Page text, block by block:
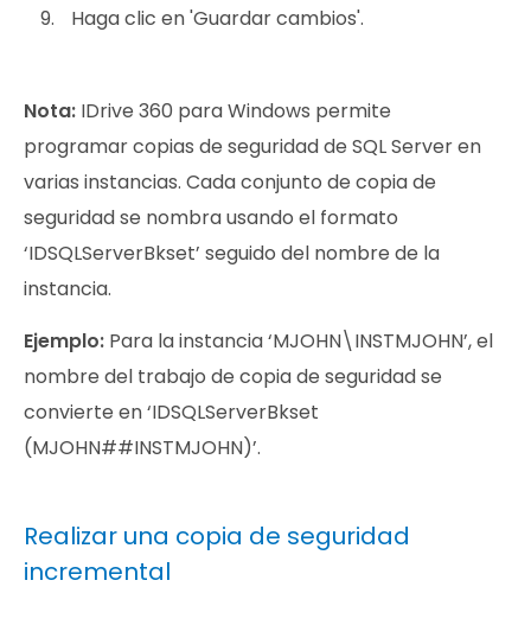
Haga clic en 'Guardar cambios'.
Nota: IDrive 360 para Windows permite
programar copias de seguridad de SQL Server en
varias instancias. Cada conjunto de copia de
seguridad se nombra usando el formato
‘IDSQLServerBkset’ seguido del nombre de la
instancia.
Ejemplo: Para la instancia ‘MJOHN\INSTMJOHN’, el
nombre del trabajo de copia de seguridad se
convierte en ‘IDSQLServerBkset
(MJOHN##INSTMJOHN)’.
Realizar una copia de seguridad
incremental